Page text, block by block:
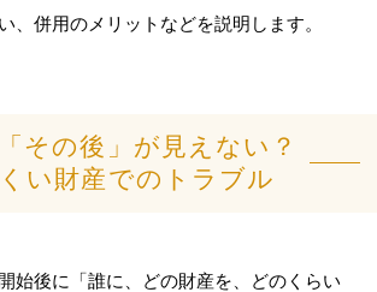
、併用のメリットなどを説明します。
その後」が見えない？
い財産でのトラブル
始後に「誰に、どの財産を、どのくらい